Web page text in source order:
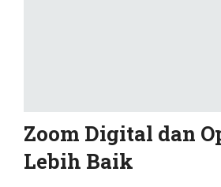
Zoom Digital dan
Lebih Baik